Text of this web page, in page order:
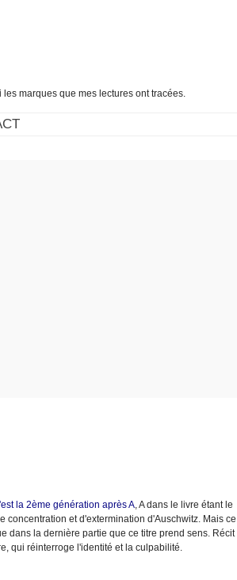
marques que mes lectures ont tracées.
la 2ème génération après A, A dans le livre étant le
concentration et d'extermination d'Auschwitz. Mais ce
dans la dernière partie que ce titre prend sens. Récit
qui réinterroge l'identité et la culpabilité.